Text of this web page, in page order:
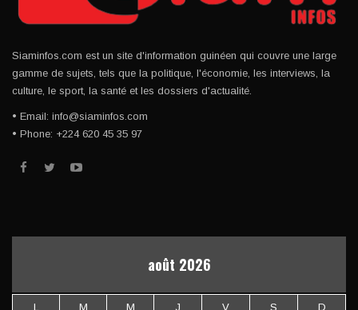
Siaminfos.com est un site d'information guinéen qui couvre une large
gamme de sujets, tels que la politique, l'économie, les interviews, la
culture, le sport, la santé et les dossiers d'actualité.
• Email: info@siaminfos.com
• Phone: +224 620 45 35 97
août 2026
L M M J V S D